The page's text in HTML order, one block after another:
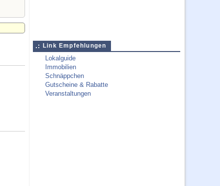
Link Empfehlungen
Lokalguide
Immobilien
Schnäppchen
Gutscheine & Rabatte
Veranstaltungen